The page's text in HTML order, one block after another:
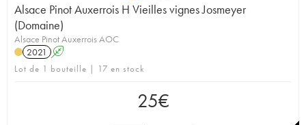
Alsace Pinot Auxerrois H Vieilles vignes Josmeyer
(Domaine)
Alsace Pinot Auxerrois AOC
2021
A
Lot de 1 bouteille | 17 en stock
25€